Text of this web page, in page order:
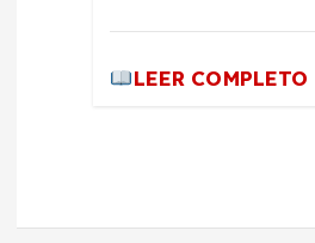
LEER COMPLETO